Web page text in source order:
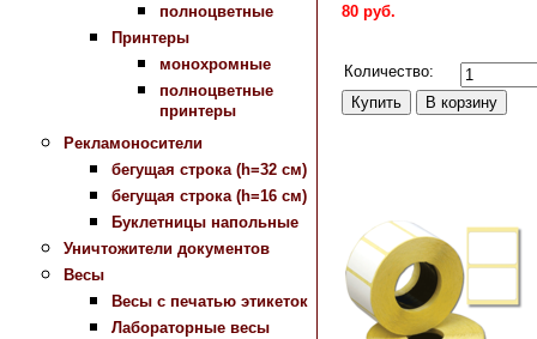
полноцветные
Принтеры
монохромные
полноцветные
принтеры
Рекламоносители
бегущая строка (h=32 см)
бегущая строка (h=16 см)
Буклетницы напольные
Уничтожители документов
Весы
Весы с печатью этикеток
Лабораторные весы
80 руб.
Количество: